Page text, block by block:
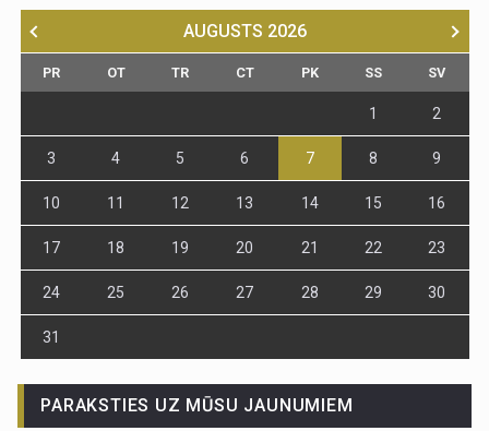
AUGUSTS 2026
PR OT TR CT PK SS SV
1 2
3 4 5 6 7 8 9
10 11 12 13 14 15 16
17 18 19 20 21 22 23
24 25 26 27 28 29 30
31
PARAKSTIES UZ MŪSU JAUNUMIEM